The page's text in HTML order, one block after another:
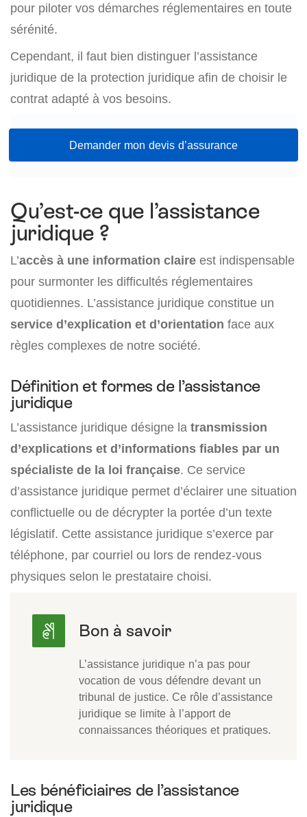
pour piloter vos démarches réglementaires en toute
sérénité.
Cependant, il faut bien distinguer l’assistance
juridique de la protection juridique afin de choisir le
contrat adapté à vos besoins.
Demander mon devis d’assurance
Qu’est-ce que l’assistance
juridique ?
L’accès à une information claire est indispensable
pour surmonter les difficultés réglementaires
quotidiennes. L’assistance juridique constitue un
service d’explication et d’orientation face aux
règles complexes de notre société.
Définition et formes de l’assistance
juridique
L’assistance juridique désigne la transmission
d’explications et d’informations fiables par un
spécialiste de la loi française. Ce service
d’assistance juridique permet d’éclairer une situation
conflictuelle ou de décrypter la portée d’un texte
législatif. Cette assistance juridique s’exerce par
téléphone, par courriel ou lors de rendez-vous
physiques selon le prestataire choisi.
L’assistance juridique n’a pas pour
vocation de vous défendre devant un
tribunal de justice. Ce rôle d’assistance
juridique se limite à l’apport de
connaissances théoriques et pratiques.
Les bénéficiaires de l’assistance
juridique